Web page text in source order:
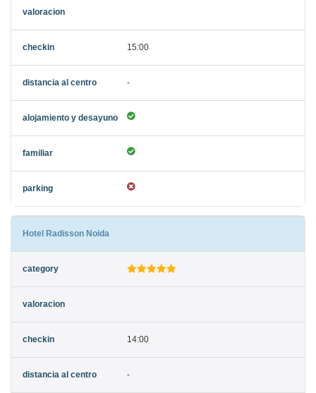
15:00
-
Hotel Radisson Noida
14:00
-